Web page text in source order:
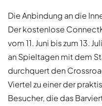
Die Anbindung an die
Der kostenlose
vom 11. Juni bis zum 13.
an Spieltagen mit dem
durchquert den
Viertel zu einer der
Besucher, die das